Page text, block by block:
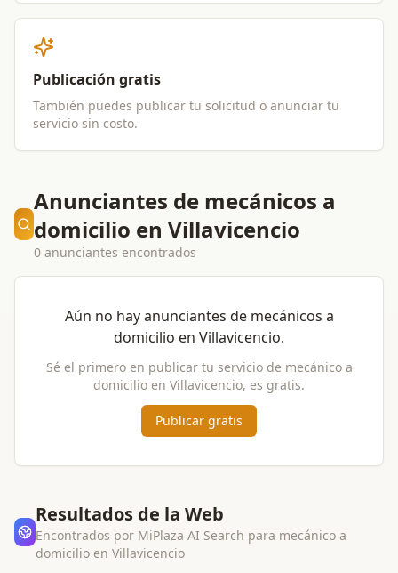
Publicación gratis
También puedes publicar tu solicitud o anunciar tu
servicio sin costo.
Anunciantes de mecánicos a
domicilio en Villavicencio
0 anunciantes encontrados
Aún no hay anunciantes de mecánicos a
domicilio en Villavicencio.
Sé el primero en publicar tu servicio de mecánico a
domicilio en Villavicencio, es gratis.
Publicar gratis
Resultados de la Web
Encontrados por MiPlaza AI Search para mecánico a
domicilio enVillavicencio